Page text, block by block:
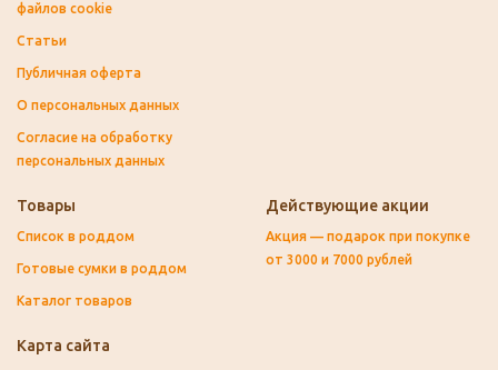
файлов cookie
Статьи
Публичная оферта
О персональных данных
Согласие на обработку
персональных данных
Товары
Список в роддом
Готовые сумки в роддом
Каталог товаров
Действующие акции
Акция — подарок при покупке
от 3000 и 7000 рублей
Карта сайта